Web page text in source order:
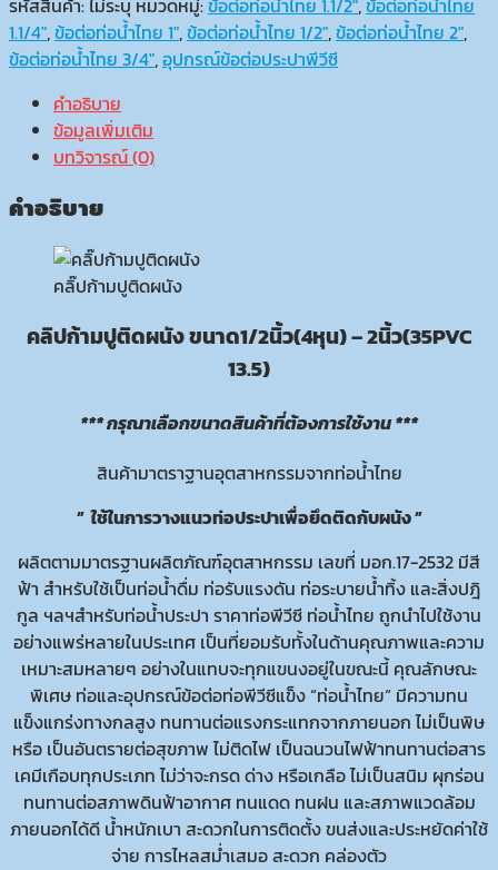
ติด
ผนัง
1.1/4",ข้อต่อท่อน้ำไทย 1",ข้อต่อท่อน้ำไทย 1/2",ข้อต่อท่อน้ำไทย 2",
ข้อต่อท่อน้ำไทย 3/4",อุปกรณ์ข้อต่อประปาพีวีซี
คำอธิบาย
ข้อมูลเพิ่มเติม
บทวิจารณ์ (0)
คำอธิบาย
คลิ๊ปก้ามปูติดผนัง
คลิปก้ามปูติดผนัง ขนาด1/2นิ้ว(4หุน) – 2นิ้ว(35PVC
13.5)
*** กรุณาเลือกขนาดสินค้าที่ต้องการใช้งาน ***
สินค้ามาตราฐานอุตสาหกรรมจากท่อน้ำไทย
” ใช้ในการวางแนวท่อประปาเพื่อยึดติดกับผนัง ”
ผลิตตามมาตรฐานผลิตภัณฑ์อุตสาหกรรม เลขที่ มอก.17-2532 มีสี
ฟ้า สำหรับใช้เป็นท่อน้ำดื่ม ท่อรับแรงดัน ท่อระบายน้ำทิ้ง และสิ่งปฎิ
กูล ฯลฯสำหรับท่อน้ำประปา ราคาท่อพีวีซี ท่อน้ำไทย ถูกนำไปใช้งาน
อย่างแพร่หลายในประเทศ เป็นที่ยอมรับทั้งในด้านคุณภาพและความ
เหมาะสมหลายๆ อย่างในแทบจะทุกแขนงอยู่ในขณะนี้ คุณลักษณะ
พิเศษ ท่อและอุปกรณ์ข้อต่อท่อพีวีซีแข็ง “ท่อน้ำไทย“ มีความทน
แข็งแกร่งทางกลสูง ทนทานต่อแรงกระแทกจากภายนอก ไม่เป็นพิษ
หรือ เป็นอันตรายต่อสุขภาพ ไม่ติดไฟ เป็นฉนวนไฟฟ้าทนทานต่อสาร
เคมีเกือบทุกประเภท ไม่ว่าจะกรด ด่าง หรือเกลือ ไม่เป็นสนิม ผุกร่อน
ทนทานต่อสภาพดินฟ้าอากาศ ทนแดด ทนฝน และสภาพแวดล้อม
ภายนอกได้ดี น้ำหนักเบา สะดวกในการติดตั้ง ขนส่งและประหยัดค่าใช้
จ่าย การไหลสม่ำเสมอ สะดวก คล่องตัว